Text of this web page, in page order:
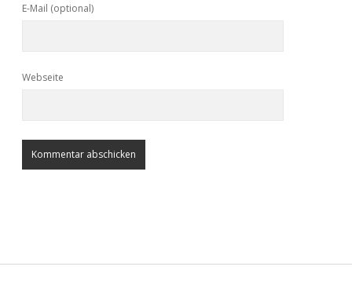
E-Mail (optional)
Webseite